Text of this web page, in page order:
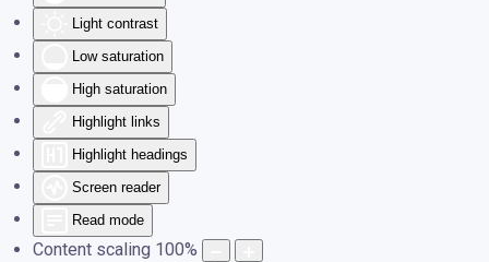
Light contrast
Low saturation
High saturation
Highlight links
Highlight headings
Screen reader
Read mode
Content scaling 100%